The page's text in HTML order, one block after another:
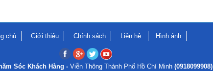
chủ Giới thiệu Chính sách Liên hệ Hình ảnh
Sóc Khách Hàng - Viễn Thông Thành Phố Hồ Chí Minh(0918099908)